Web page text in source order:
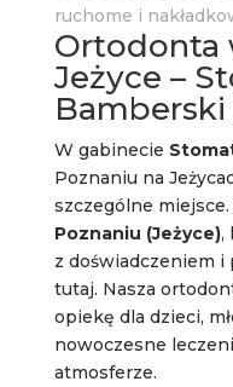
ruchome i
Ortodonta
Jeżyce –
W gabinecie
Poznaniu na
szczególne miejsce.
Poznaniu (Jeżyce),
z doświadczeniem i
tutaj. Nasza
opiekę dla dzieci,
nowoczesne
atmosferze.